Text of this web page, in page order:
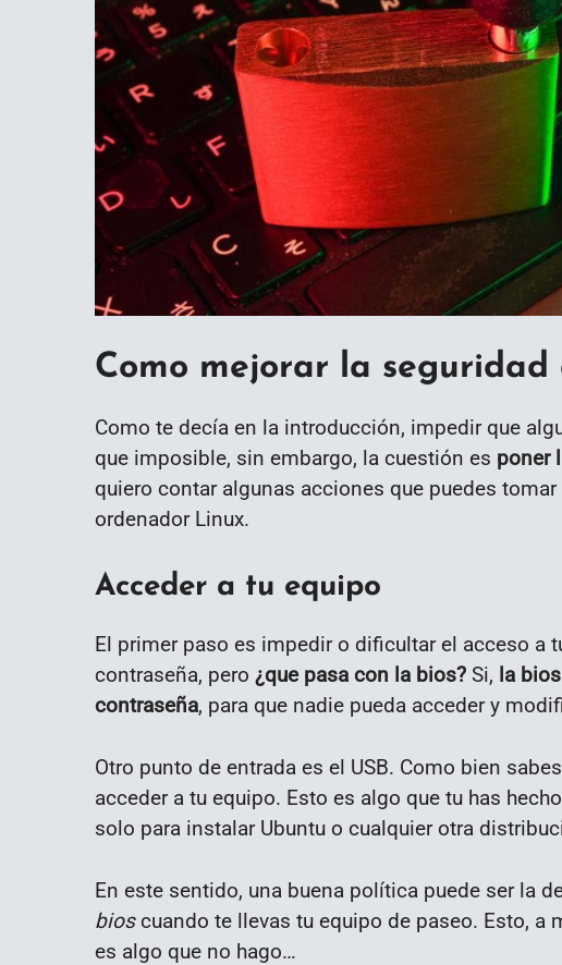
Como mejorar la
Como te decía en la introducción, impedir que
que imposible, sin embargo, la cuestión es poner
quiero contar algunas acciones que puedes
ordenador Linux.
Acceder a tu equipo
El primer paso es impedir o dificultar el acceso a
contraseña, pero ¿que pasa con la bios? Si, la
contraseña, para que nadie pueda acceder y
Otro punto de entrada es el USB. Como bien
acceder a tu equipo. Esto es algo que tu has
solo para instalar Ubuntu o cualquier otra
En este sentido, una buena política puede ser la
bioscuando te llevas tu equipo de paseo. Esto, a
es algo que no hago…